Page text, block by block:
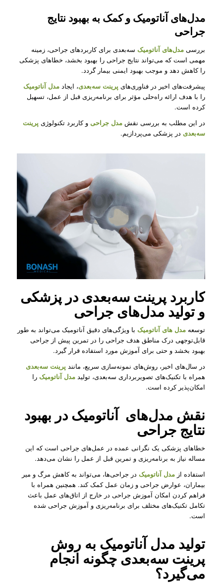
مدل‌های آناتومیک و کمک به بهبود نتایج
جراحی
بررسی مدل‌های آناتومیکسه‌بعدی برای کاربردهای جراحی، زمینه
مهمی است که می‌تواند نتایج جراحی را بهبود بخشد، خطاهای پزشکی
را کاهش دهد و موجب بهبود ایمنی بیمار گردد.
پیشرفت‌های اخیر در فناوری‌های پرینت سه‌بعدی، ایجاد مدل آناتومیک
را با هدف ارائه راه‌حلی مؤثر برای برنامه‌ریزی قبل از عمل، تسهیل
کرده است.
در این مطلب به بررسی نقش مدل‌ جراحیو کاربرد تکنولوژی پرینت
سه‌بعدی در پزشکی می‌پردازیم.
کاربرد پرینت سه‌بعدی در پزشکی
و تولید مدل‌های جراحی
توسعه مدل های آناتومیک با ویژگی‌های دقیق آناتومیک می‌تواند به طور
قابل‌توجهی درک مناطق هدف جراحی را در تمرین پیش از جراحی
بهبود بخشد و حتی برای آموزش مورد استفاده قرار گیرد.
در سال‌های اخیر، روش‌های نمونه‌سازی سریع، مانند پرینت سه‌بعدی
همراه با تکنیک‌های تصویربرداری سه‌بعدی، تولید مدل آناتومیک را
امکان‌پذیر کرده است.
نقش مدل‌‌های آناتومیک در بهبود
نتایج جراحی
خطاهای پزشکی یک نگرانی عمده در عمل‌های جراحی است که این
مساله نیاز به برنامه‌ریزی و تمرین قبل از عمل را نشان می‌دهد.
استفاده از مدل آناتومیکدر جراحی‌ها، می‌تواند به کاهش مرگ و میر
بیماران، عوارض جراحی و زمان عمل کمک کند. همچنین همراه با
فراهم کردن امکان آموزش جراحی در خارج از اتاق‌های عمل باعث
تکامل تکنیک‌های مختلف برای برنامه‌ریزی و آموزش جراحی شده
است.
تولید مدل آناتومیک به روش
پرینت سه‌بعدی چگونه انجام
می‌گیرد؟